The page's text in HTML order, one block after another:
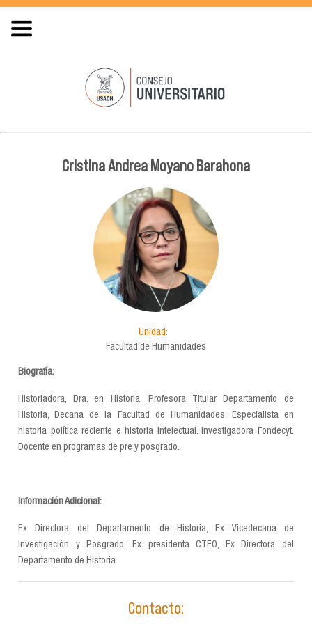
Cristina Andrea Moyano Barahona
Unidad:
Facultad de Humanidades
Biografía:
Historiadora, Dra. en Historia, Profesora Titular Departamento de
Historia, Decana de la Facultad de Humanidades. Especialista en
historia política reciente e historia intelectual. Investigadora Fondecyt.
Docente en programas de pre y posgrado.
Información Adicional:
Ex Directora del Departamento de Historia, Ex Vicedecana de
Investigación y Posgrado, Ex presidenta CTEO, Ex Directora del
Departamento de Historia.
Contacto: